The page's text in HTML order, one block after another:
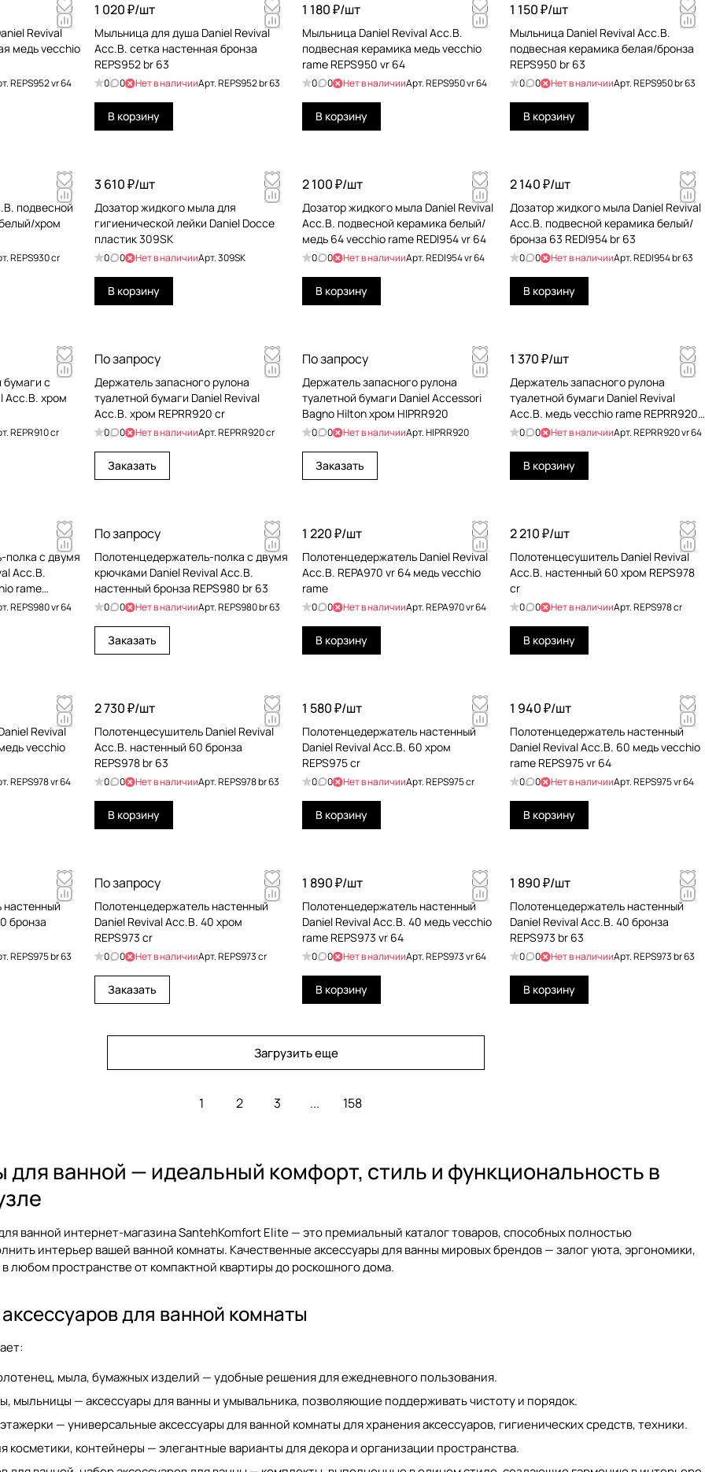
Revival
медь vecchio
REPS952 vr 64
1 020 ₽/шт
Мыльница для душа Daniel Revival
Acc.B. сетка настенная бронза
REPS952 br 63
0 0 Нет в наличииАрт.REPS952 br 63
В корзину
1 180 ₽/шт
Мыльница Daniel Revival Acc.B.
подвесная керамика медь vecchio
rame REPS950 vr 64
0 0 Нет в наличииАрт.REPS950 vr 64
В корзину
1 150 ₽/шт
Мыльница Daniel Revival Acc.B.
подвесная керамика белая/бронза
REPS950 br 63
0 0 Нет в наличииАрт.REPS950 br 63
В корзину
подвесной
хром
REPS930 cr
3 610 ₽/шт
Дозатор жидкого мыла для
гигиенической лейки Daniel Docce
пластик 309SK
0 0 Нет в наличииАрт.309SK
В корзину
2 100 ₽/шт
Дозатор жидкого мыла Daniel Revival
Acc.B. подвесной керамика белый/
медь 64 vecchio rame REDI954 vr 64
0 0 Нет в наличииАрт.REDI954 vr 64
В корзину
2 140 ₽/шт
Дозатор жидкого мыла Daniel Revival
Acc.B. подвесной керамика белый/
бронза 63 REDI954 br 63
0 0 Нет в наличииАрт.REDI954 br 63
В корзину
бумаги с
Acc.B. хром
REPR910 cr
По запросу
Держатель запасного рулона
туалетной бумаги Daniel Revival
Acc.B. хром REРRR920 cr
0 0 Нет в наличииАрт.REРRR920 cr
Заказать
По запросу
Держатель запасного рулона
туалетной бумаги Daniel Accessori
Bagno Hilton хром HIPRR920
0 0 Нет в наличииАрт.HIPRR920
Заказать
1 370 ₽/шт
Держатель запасного рулона
туалетной бумаги Daniel Revival
Acc.B. медь vecchio rame REРRR920
vr 64
0 0 Нет в наличииАрт.REРRR920 vr 64
В корзину
полка с двумя
Acc.B.
rame
REPS980 vr 64
По запросу
Полотенцедержатель-полка с двумя
крючками Daniel Revival Acc.B.
настенный бронза REPS980 br 63
0 0 Нет в наличииАрт.REPS980 br 63
Заказать
1 220 ₽/шт
Полотенцедержатель Daniel Revival
Acc.B. REPA970 vr 64 медь vecchio
rame
0 0 Нет в наличииАрт.REPA970 vr 64
В корзину
2 210 ₽/шт
Полотенцесушитель Daniel Revival
Acc.B. настенный 60 хром REPS978
cr
0 0 Нет в наличииАрт.REPS978 cr
В корзину
Revival
vecchio
REPS978 vr 64
2 730 ₽/шт
Полотенцесушитель Daniel Revival
Acc.B. настенный 60 бронза
REPS978 br 63
0 0 Нет в наличииАрт.REPS978 br 63
В корзину
1 580 ₽/шт
Полотенцедержатель настенный
Daniel Revival Acc.B. 60 хром
REPS975 cr
0 0 Нет в наличииАрт.REPS975 cr
В корзину
1 940 ₽/шт
Полотенцедержатель настенный
Daniel Revival Acc.B. 60 медь vecchio
rame REPS975 vr 64
0 0 Нет в наличииАрт.REPS975 vr 64
В корзину
настенный
бронза
REPS975 br 63
По запросу
Полотенцедержатель настенный
Daniel Revival Acc.B. 40 хром
REPS973 cr
0 0 Нет в наличииАрт.REPS973 cr
Заказать
1 890 ₽/шт
Полотенцедержатель настенный
Daniel Revival Acc.B. 40 медь vecchio
rame REPS973 vr 64
0 0 Нет в наличииАрт.REPS973 vr 64
В корзину
1 890 ₽/шт
Полотенцедержатель настенный
Daniel Revival Acc.B. 40 бронза
REPS973 br 63
0 0 Нет в наличииАрт.REPS973 br 63
В корзину
Загрузить еще
1 2 3 ... 158
для ванной — идеальный комфорт, стиль и функциональность в
ванной интернет-магазина SantehKomfort Elite — это премиальный каталог товаров, способных полностью
интерьер вашей ванной комнаты. Качественныеаксессуары для ванны мировых брендов — залог уюта, эргономики,
в любом пространстве от компактной квартиры до роскошного дома.
для ванной комнаты
мыла, бумажных изделий — удобные решения для ежедневного пользования.
мыльницы — аксессуары для ванны и умывальника, позволяющие поддерживать чистоту и порядок.
— универсальныеаксессуары для ванной комнатыдля хранения аксессуаров, гигиенических средств, техники.
косметики, контейнеры — элегантные варианты для декора и организации пространства.